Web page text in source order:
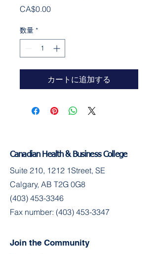
CA$0.00価格
数量 *
カートに追加する
Canadian Health & Business College
Suite 210, 1212 1Street, SE
Calgary, AB T2G 0G8
(403) 453-3346
Fax number: (403) 453-3347
Join the Community